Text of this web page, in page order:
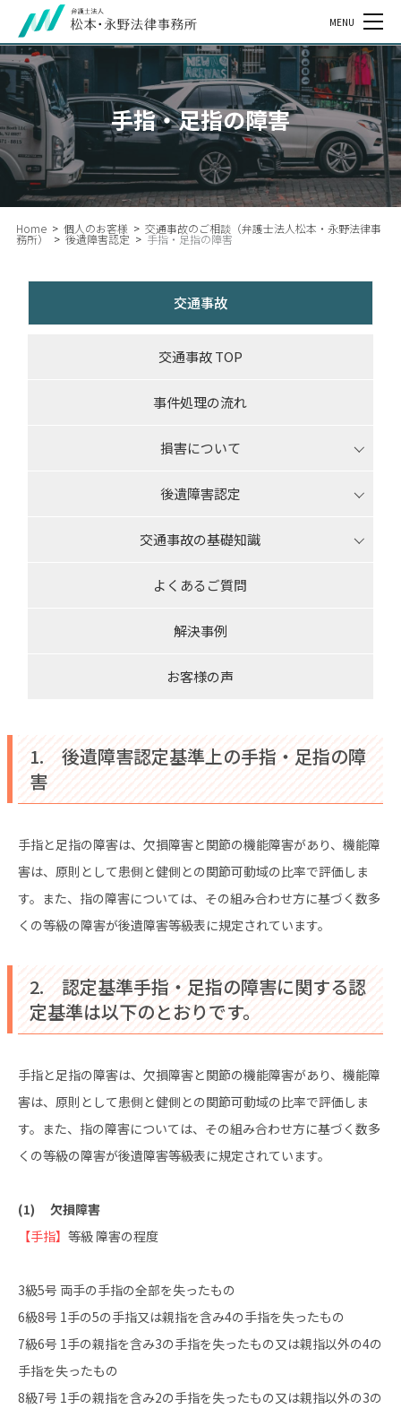
MENU
手指・足指の障害
Home > 個人のお客様 > 交通事故のご相談（弁護士法人松本・永野法律事
務所） > 後遺障害認定 >手指・足指の障害
交通事故
交通事故 TOP
事件処理の流れ
損害について
後遺障害認定
交通事故の基礎知識
よくあるご質問
解決事例
お客様の声
1. 後遺障害認定基準上の手指・足指の障
害
手指と足指の障害は、欠損障害と関節の機能障害があり、機能障
害は、原則として患側と健側との関節可動域の比率で評価しま
す。また、指の障害については、その組み合わせ方に基づく数多
くの等級の障害が後遺障害等級表に規定されています。
2. 認定基準手指・足指の障害に関する認
定基準は以下のとおりです。
手指と足指の障害は、欠損障害と関節の機能障害があり、機能障
害は、原則として患側と健側との関節可動域の比率で評価しま
す。また、指の障害については、その組み合わせ方に基づく数多
くの等級の障害が後遺障害等級表に規定されています。
(1) 欠損障害
【手指】 等級 障害の程度
3級5号 両手の手指の全部を失ったもの
6級8号 1手の5の手指又は親指を含み4の手指を失ったもの
7級6号 1手の親指を含み3の手指を失ったもの又は親指以外の4の
手指を失ったもの
8級7号 1手の親指を含み2の手指を失ったもの又は親指以外の3の